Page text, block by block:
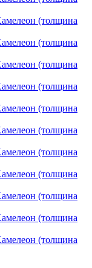
(толщина
(толщина
(толщина
(толщина
(толщина
(толщина
(толщина
(толщина
(толщина
(толщина
(толщина